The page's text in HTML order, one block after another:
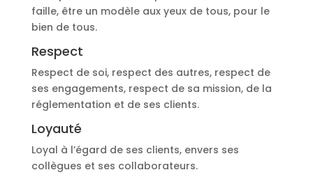
faille, être un modèle aux yeux de tous, pour le
bien de tous.
Respect
Respect de soi, respect des autres, respect de
ses engagements, respect de sa mission, de la
réglementation et de ses clients.
Loyauté
Loyal à l’égard de ses clients, envers ses
collègues et ses collaborateurs.